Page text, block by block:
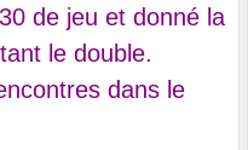
de jeu et donné la
le double.
dans le